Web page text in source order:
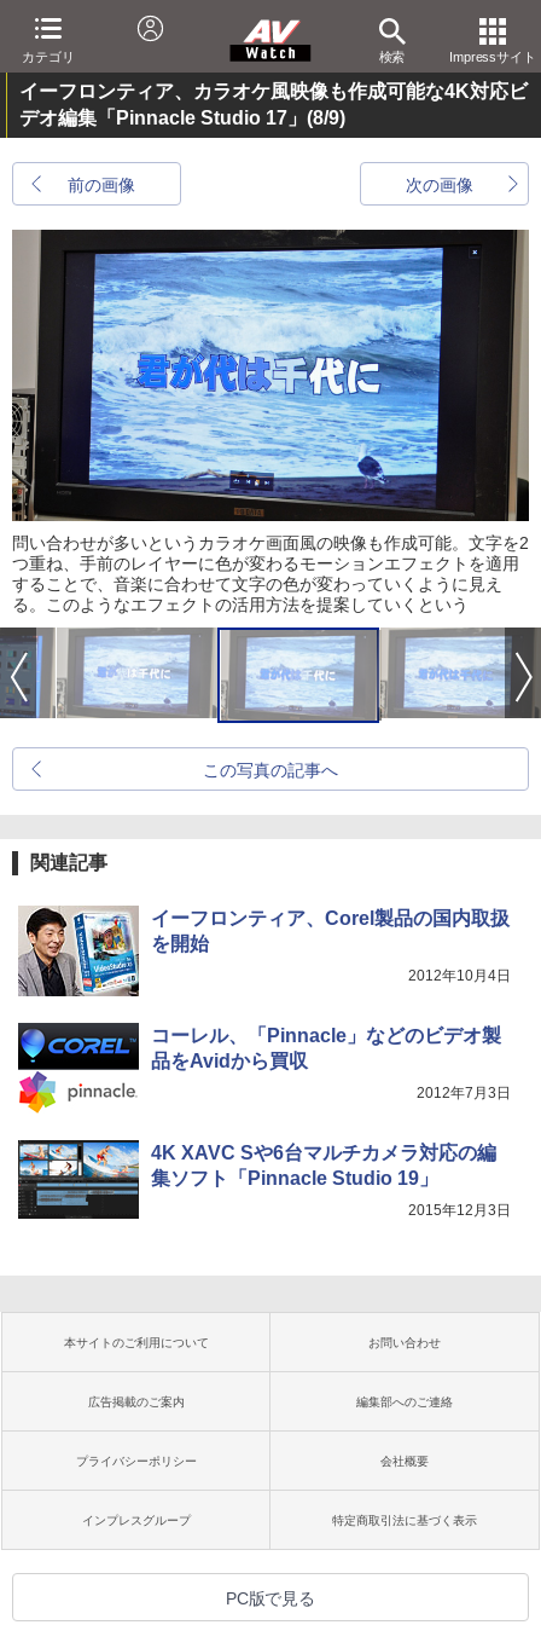
カテゴリ 検索 Impressサイト
イーフロンティア、カラオケ風映像も作成可能な4K対応ビ
デオ編集「Pinnacle Studio 17」 (8/9)
前の画像 次の画像
問い合わせが多いというカラオケ画面風の映像も作成可能。文字を2
つ重ね、手前のレイヤーに色が変わるモーションエフェクトを適用
することで、音楽に合わせて文字の色が変わっていくように見え
る。このようなエフェクトの活用方法を提案していくという
この写真の記事へ
関連記事
イーフロンティア、Corel製品の国内取扱
を開始
2012年10月4日
コーレル、「Pinnacle」などのビデオ製
品をAvidから買収
2012年7月3日
4K XAVC Sや6台マルチカメラ対応の編
集ソフト「Pinnacle Studio 19」
2015年12月3日
本サイトのご利用について お問い合わせ
広告掲載のご案内 編集部へのご連絡
プライバシーポリシー 会社概要
インプレスグループ 特定商取引法に基づく表示
PC版で見る